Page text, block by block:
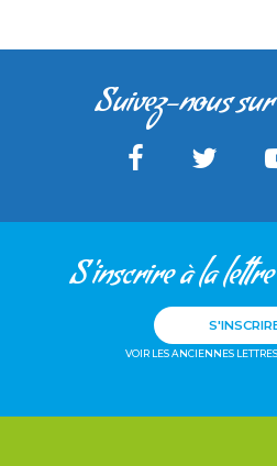
Suivez-nous
S'inscrire à la
VOIR LES ANCIENNES